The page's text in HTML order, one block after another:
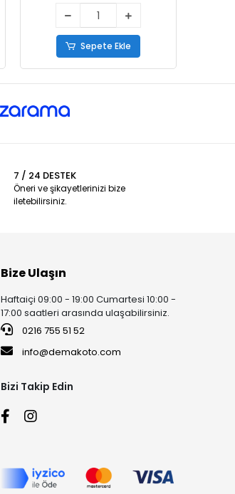
Sepete Ekle
7 / 24 DESTEK
Öneri ve şikayetlerinizi bize
iletebilirsiniz.
Bize Ulaşın
Haftaiçi 09:00 - 19:00 Cumartesi 10:00 -
17:00 saatleri arasında ulaşabilirsiniz.
0216 755 51 52
info@demakoto.com
Bizi Takip Edin